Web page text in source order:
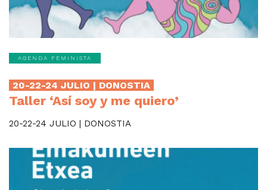
AGENDA FEMINISTA
20-22-24 JULIO | DONOSTIA
Taller ‘Así soy y me quiero’
20-22-24 JULIO | DONOSTIA